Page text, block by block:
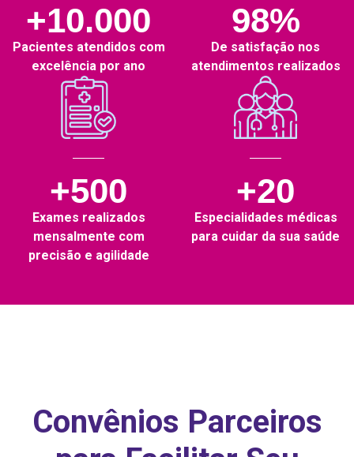
+10.000
Pacientes atendidos com
excelência por ano
98%
De satisfação nos
atendimentos realizados
+500
Exames realizados
mensalmente com
precisão e agilidade
+20
Especialidades médicas
para cuidar da sua saúde
Convênios Parceiros